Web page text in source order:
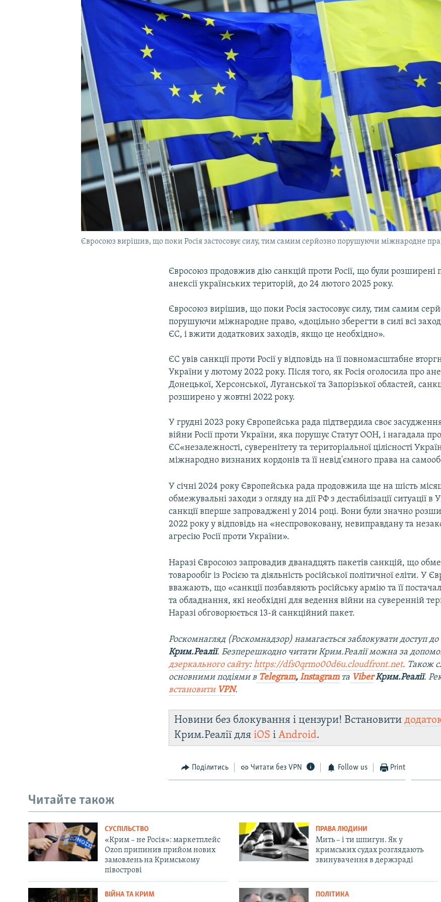
УКРАЇНСЬКА ПРОБЛЕМА КРИМУ
Євросоюз вирішив, що поки Росія застосовує силу, тим самим серйозно порушуючи міжнародне
Євросоюз продовжив дію санкцій проти Росії, що були розширені
анексії українських територій, до 24 лютого 2025 року.
Євросоюз вирішив, що поки Росія застосовує силу, тим самим
порушуючи міжнародне право, «доцільно зберегти в силі всі
ЄС, і вжити додаткових заходів, якщо це необхідно».
ЄС увів санкції проти Росії у відповідь на її повномасштабне
України у лютому 2022 року. Після того, як Росія оголосила про
Донецької, Херсонської, Луганської та Запорізької областей,
розширено у жовтні 2022 року.
У грудні 2023 року Європейська рада підтвердила своє
війни Росії проти України, яка порушує Статут ООН, і нагадала
ЄС«незалежності, суверенітету та територіальної цілісності
міжнародно визнаних кордонів та її невід'ємного права на
У січні 2024 року Європейська рада продовжила ще на шість
обмежувальні заходи з огляду на дії РФ з дестабілізації ситуації в
санкції вперше запроваджені у 2014 році. Вони були значно
2022 року у відповідь на «неспровоковану, невиправдану та
агресію Росії проти України».
Наразі Євросоюз запровадив дванадцять пакетів санкцій, що
товарообіг із Росією та діяльність російської політичної еліти. У
вважають, що «санкції позбавляють російську армію та її
та обладнання, які необхідні для ведення війни на суверенній
Наразі обговорюється 13-й санкційний пакет.
Роскомнагляд (Роскомнадзор) намагається заблокувати доступ до
Крим.Реалії. Безперешкодно читати Крим.Реалії можна за
дзеркального сайту: https://dfs0qrmo00d6u.cloudfront.net. Також
основними подіями в Telegram, Instagramта ViberКрим.Реалії.
встановити VPN.
Новини без блокування і цензури! Встановити
Крим.Реалії дляiOS іAndroid.
Поділитись Читати без VPN Follow us Print
Читайте також
СУСПІЛЬСТВО
«Крим – не Росія»: маркетплейс
Ozon припинив прийом нових
замовлень на Кримському
півострові
ПРАВА ЛЮДИНИ
Мить – і ти шпигун. Як у
кримських судах розглядають
звинувачення в держзраді
ВІЙНА ТА КРИМ ПОЛІТИКА